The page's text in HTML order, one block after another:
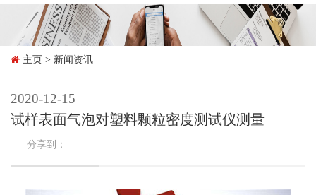
主页 > 新闻资讯
2020-12-15
试样表面气泡对塑料颗粒密度测试仪测量
分享到：